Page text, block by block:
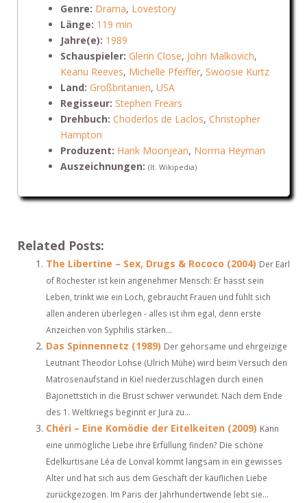
Genre: Drama, Lovestory
Länge: 119 min
Jahre(e): 1989
Schauspieler: Glenn Close, John Malkovich,
Keanu Reeves, Michelle Pfeiffer, Swoosie Kurtz
Land: Großbritanien, USA
Regisseur: Stephen Frears
Drehbuch: Choderlos de Laclos, Christopher
Hampton
Produzent: Hank Moonjean, Norma Heyman
Auszeichnungen: (lt. Wikipedia)
Related Posts:
The Libertine – Sex, Drugs & Rococo (2004) Der Earl
of Rochester ist kein angenehmer Mensch: Er hasst sein
Leben, trinkt wie ein Loch, gebraucht Frauen und fühlt sich
allen anderen überlegen - alles ist ihm egal, denn erste
Anzeichen von Syphilis stärken...
Das Spinnennetz (1989) Der gehorsame und ehrgeizige
Leutnant Theodor Lohse (Ulrich Mühe) wird beim Versuch den
Matrosenaufstand in Kiel niederzuschlagen durch einen
Bajonettstich in die Brust schwer verwundet. Nach dem Ende
des 1. Weltkriegs beginnt er Jura zu...
Chéri – Eine Komödie der Eitelkeiten (2009) Kann
eine unmögliche Liebe ihre Erfüllung finden? Die schöne
Edelkurtisane Léa de Lonval kommt langsam in ein gewisses
Alter und hat sich aus dem Geschäft der käuflichen Liebe
zurückgezogen. Im Paris der Jahrhundertwende lebt sie...